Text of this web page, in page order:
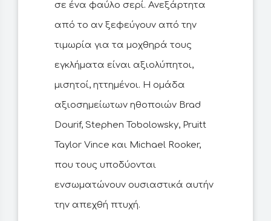
σε ένα φαύλο σερί. Ανεξάρτητα
από το αν ξεφεύγουν από την
τιμωρία για τα μοχθηρά τους
εγκλήματα είναι αξιολύπητοι,
μισητοί, ηττημένοι. Η ομάδα
αξιοσημείωτων ηθοποιών Brad
Dourif, Stephen Tobolowsky, Pruitt
Taylor Vince και Michael Rooker,
που τους υποδύονται
ενσωματώνουν ουσιαστικά αυτήν
την απεχθή πτυχή.